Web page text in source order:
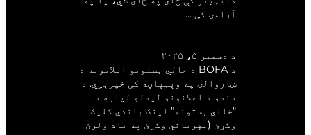
آرامۍ کې ...
د دسمبر ۵، ۲۰۲۵
د BOFA د خالي بستونو اعلانونه د
ښاروالۍ په وېبپاڼه کې خپرېږي. د
دندو د اعلانونو لیدلو لپاره د
"خالي بستونه" لینک باندې کلیک
وکړئ (مهرباني وکړئ په یاد ولرئ